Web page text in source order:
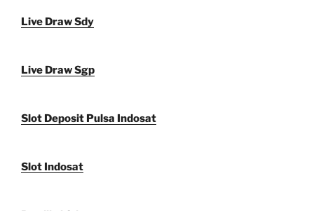
Live Draw Sdy
Live Draw Sgp
Slot Deposit Pulsa Indosat
Slot Indosat